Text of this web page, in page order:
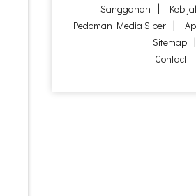
Sanggahan
Pedoman Media Siber
Sitemap
Contact